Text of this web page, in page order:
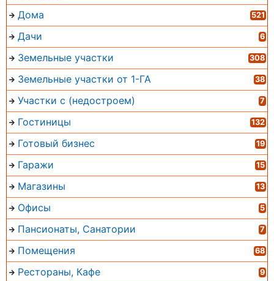
Дома 521
Дачи 6
Земельные участки 308
Земельные участки от 1-ГА 38
Участки с (недостроем) 7
Гостиницы 132
Готовый бизнес 19
Гаражи 15
Магазины 13
Офисы 5
Пансионаты, Санатории 7
Помещения 68
Рестораны, Кафе 9